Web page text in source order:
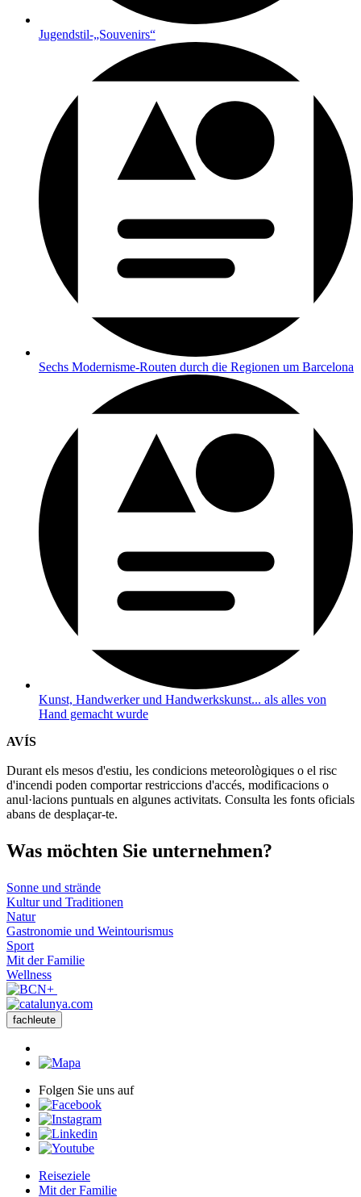
Jugendstil-„Souvenirs“
Sechs Modernisme-Routen durch die Regionen um Barcelona
Kunst, Handwerker und Handwerkskunst... als alles von
Hand gemacht wurde
AVÍS
Durant els mesos d'estiu, les condicions meteorològiques o el risc
d'incendi poden comportar restriccions d'accés, modificacions o
anul·lacions puntuals en algunes activitats. Consulta les fonts oficials
abans de desplaçar-te.
Was möchten Sie unternehmen?
Sonne und strände
Kultur und Traditionen
Natur
Gastronomie und Weintourismus
Sport
Mit der Familie
Wellness
fachleute
Folgen Sie uns auf
Reiseziele
Mit der Familie